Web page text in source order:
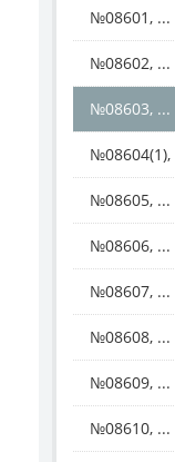
№08601, ...
№08602, ...
№08603, ...
№08604(1),
№08605, ...
№08606, ...
№08607, ...
№08608, ...
№08609, ...
№08610, ...